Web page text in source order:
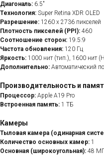
Диагональ: 6.5"
Технология: Super Retina XDR OLED
Разрешение: 1260 x 2736 пикселей
Плотность пикселей (PPI): 460
Соотношение сторон: 19.5:9
Частота обновления: 120 Гц
Яркость: 1000 нит (тип.), 1600 нит
Дополнительно: Автоматический
Производительность и
Процессор: Apple A19 Pro
Встроенная память: 1 ТБ
Камеры
Тыловая камера (одинарная
Количество основных камер: 1
Основная (широкоугольная): 48